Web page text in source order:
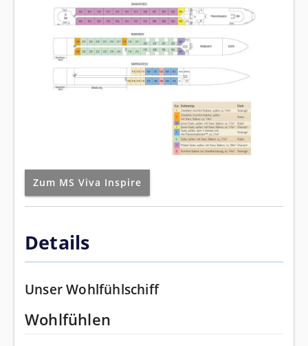
Zum MS Viva Inspire
Details
Unser Wohlfühlschiff
Wohlfühlen